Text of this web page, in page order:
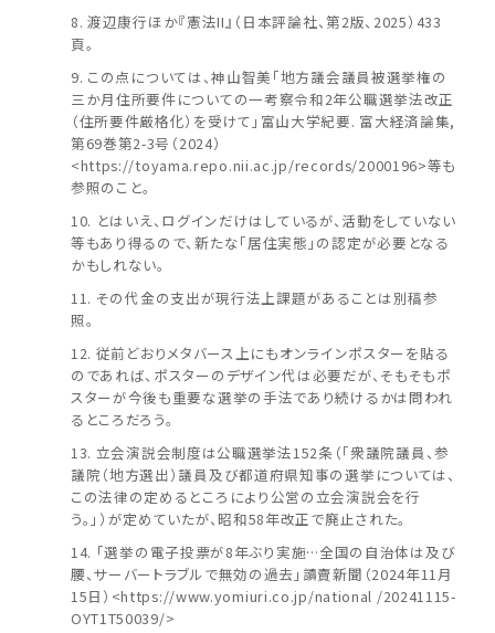
渡辺康行ほか『憲法II』（日本評論社、第2版、2025）433
頁。
この点については、神山智美「地方議会議員被選挙権の
三か月住所要件についての一考察令和2年公職選挙法改正
（住所要件厳格化）を受けて」富山大学紀要. 富大経済論集,
第69巻第2-3号（2024）
<https://toyama.repo.nii.ac.jp/records/2000196>等も
参照のこと。
とはいえ、ログインだけはしているが、活動をしていない
等もあり得るので、新たな「居住実態」の認定が必要となる
かもしれない。
その代金の支出が現行法上課題があることは別稿参
照。
従前どおりメタバース上にもオンラインポスターを貼る
のであれば、ポスターのデザイン代は必要だが、そもそもポ
スターが今後も重要な選挙の手法であり続けるかは問われ
るところだろう。
立会演説会制度は公職選挙法152条（「衆議院議員、参
議院（地方選出）議員及び都道府県知事の選挙については、
この法律の定めるところにより公営の立会演説会を行
う。」）が定めていたが、昭和58年改正で廃止された。
「選挙の電子投票が8年ぶり実施…全国の自治体は及び
腰、サーバートラブルで無効の過去」讀賣新聞（2024年11月
15日）<https://www.yomiuri.co.jp/national /20241115-
OYT1T50039/>